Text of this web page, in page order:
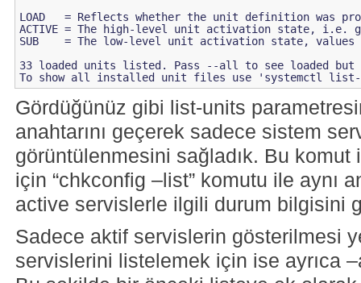
LOAD   = Reflects whether the unit definition was
ACTIVE = The high-level unit activation state, i.e.
SUB    = The low-level unit activation state, values
33 loaded units listed. Pass --all to see loaded
Gördüğünüz gibi list-units
anahtarını geçerek sadece sistem
görüntülenmesini sağladık. Bu
için “chkconfig –list” komutu ile aynı
active servislerle ilgili durum bilgisini
Sadece aktif servislerin gösterilmesi
servislerini listelemek için ise ayrıca